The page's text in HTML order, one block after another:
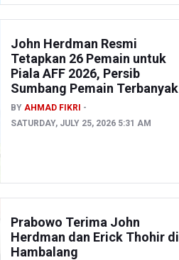
John Herdman Resmi
Tetapkan 26 Pemain untuk
Piala AFF 2026, Persib
Sumbang Pemain Terbanyak
BY AHMAD FIKRI
SATURDAY, JULY 25, 2026 5:31 AM
Prabowo Terima John
Herdman dan Erick Thohir di
Hambalang